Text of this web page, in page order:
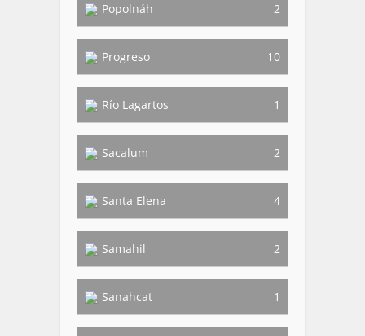
Popolnáh 2
Progreso 10
Río Lagartos 1
Sacalum 2
Santa Elena 4
Samahil 2
Sanahcat 1